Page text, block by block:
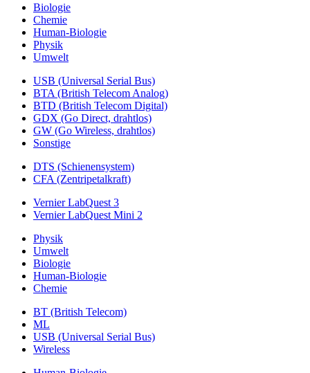
Biologie
Chemie
Human-Biologie
Physik
Umwelt
USB (Universal Serial Bus)
BTA (British Telecom Analog)
BTD (British Telecom Digital)
GDX (Go Direct, drahtlos)
GW (Go Wireless, drahtlos)
Sonstige
DTS (Schienensystem)
CFA (Zentripetalkraft)
Vernier LabQuest 3
Vernier LabQuest Mini 2
Physik
Umwelt
Biologie
Human-Biologie
Chemie
BT (British Telecom)
ML
USB (Universal Serial Bus)
Wireless